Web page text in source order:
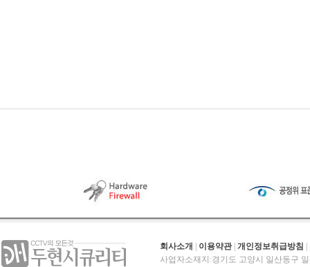
회사소개 이용약관| 개인정보취급방침
사업자소재지:경기도 고양시 일산동구